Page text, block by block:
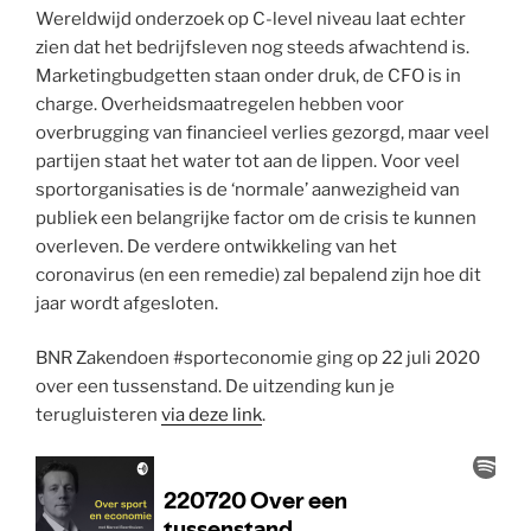
Wereldwijd onderzoek op C-level niveau laat echter
zien dat het bedrijfsleven nog steeds afwachtend is.
Marketingbudgetten staan onder druk, de CFO is in
charge. Overheidsmaatregelen hebben voor
overbrugging van financieel verlies gezorgd, maar veel
partijen staat het water tot aan de lippen. Voor veel
sportorganisaties is de ‘normale’ aanwezigheid van
publiek een belangrijke factor om de crisis te kunnen
overleven. De verdere ontwikkeling van het
coronavirus (en een remedie) zal bepalend zijn hoe dit
jaar wordt afgesloten.
BNR Zakendoen #sporteconomie ging op 22 juli 2020
over een tussenstand. De uitzending kun je
terugluisteren via deze link.